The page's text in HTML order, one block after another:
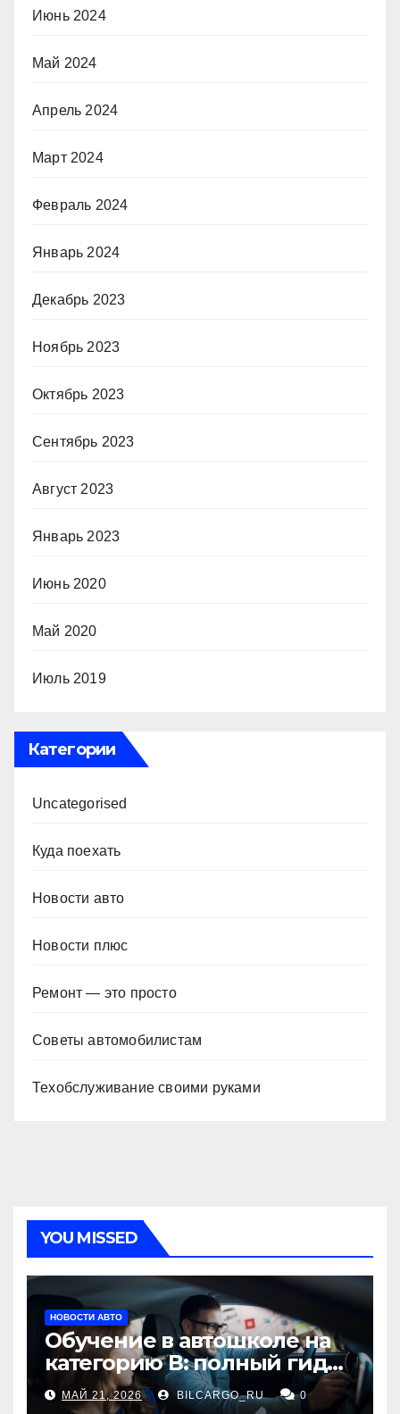
Июнь 2024
Май 2024
Апрель 2024
Март 2024
Февраль 2024
Январь 2024
Декабрь 2023
Ноябрь 2023
Октябрь 2023
Сентябрь 2023
Август 2023
Январь 2023
Июнь 2020
Май 2020
Июль 2019
Категории
Uncategorised
Куда поехать
Новости авто
Новости плюс
Ремонт — это просто
Советы автомобилистам
Техобслуживание своими руками
YOU MISSED
НОВОСТИ АВТО
Обучение в автошколе на
категорию В: полный гид
для будущих водителей
МАЙ 21, 2026 BILCARGO_RU 0